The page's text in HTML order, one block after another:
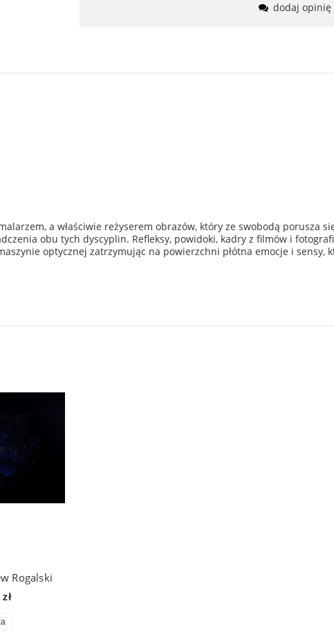
dodaj opinię
a właściwie reżyserem obrazów, który ze swobodą porusza
obu tych dyscyplin. Refleksy, powidoki, kadry z filmów i
optycznej zatrzymując na powierzchni płótna emocje i sensy,
Rogalski